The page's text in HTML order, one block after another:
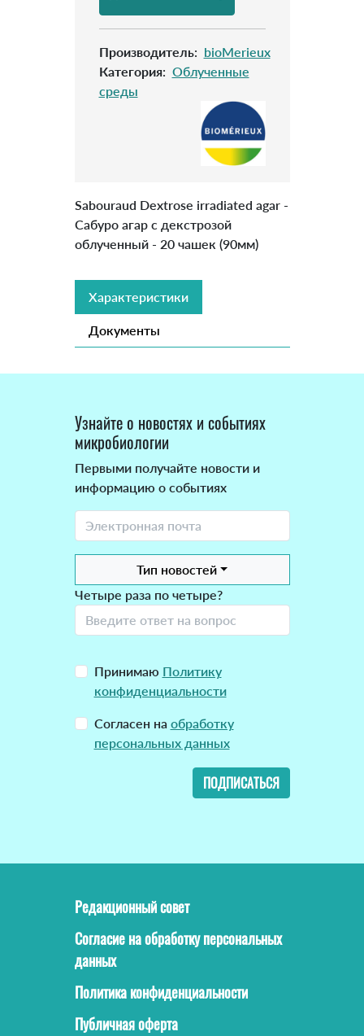
Производитель: bioMerieux
Категория: Облученные
среды
Sabouraud Dextrose irradiated agar -
Сабуро агар с декстрозой
облученный - 20 чашек (90мм)
Характеристики
Документы
Узнайте о новостях и событиях
микробиологии
Первыми получайте новости и
информацию о событиях
Тип новостей
Четыре раза по четыре?
Принимаю Политику
конфиденциальности
Согласен на обработку
персональных данных
ПОДПИСАТЬСЯ
Редакционный совет
Согласие на обработку персональных
данных
Политика конфиденциальности
Публичная оферта